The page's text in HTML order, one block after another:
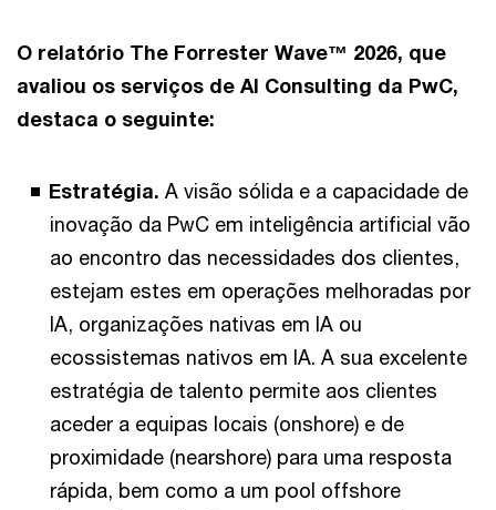
O relatório The Forrester Wave™ 2026, que
avaliou os serviços de AI Consulting da PwC,
destaca o seguinte:
Estratégia. A visão sólida e a capacidade de
inovação da PwC em inteligência artificial vão
ao encontro das necessidades dos clientes,
estejam estes em operações melhoradas por
IA, organizações nativas em IA ou
ecossistemas nativos em IA. A sua excelente
estratégia de talento permite aos clientes
aceder a equipas locais (onshore) e de
proximidade (nearshore) para uma resposta
rápida, bem como a um pool offshore